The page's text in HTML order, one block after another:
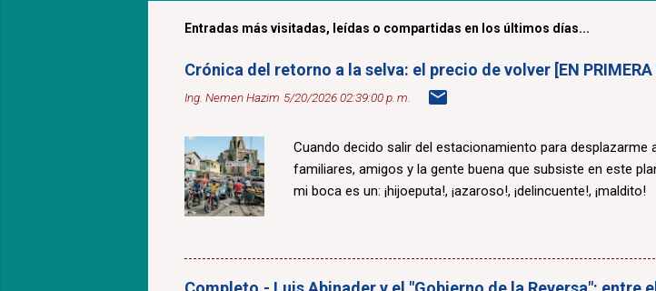
Entradas más visitadas, leídas o compartidas en los últimos días...
Crónica del retorno a la selva: el precio de volver [EN PRIMERA
Ing. Nemen Hazim 5/20/2026 02:39:00 p. m.
Cuando decido salir del estacionamiento para desplazarme
familiares, amigos y la gente buena que subsiste en este
mi boca es un: ¡hijoeputa!, ¡azaroso!, ¡delincuente!, ¡maldito!